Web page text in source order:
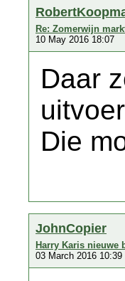
Re: Zomerwijn
10 May 2016 18:07
Daar
Die
JohnCopier
Harry Karis nieuwe
03 March 2016 10:39